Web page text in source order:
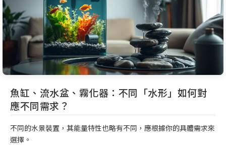
魚缸、流水盆、霧化器：不同「水形」如何對
應不同需求？
不同的水景裝置，其能量特性也略有不同，應根據你的具體需求來
選擇。